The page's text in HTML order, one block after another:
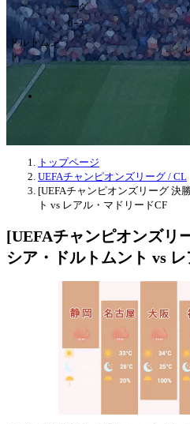
ーグ
0ｰ2
ドルトムン
ト
トップページ
UEFAチャンピオンズリーグ / CL
[UEFAチャンピオンズリーグ 決
ト vs レアル・マドリードCF
[UEFAチャンピオンズリ
シア・ドルトムント vs